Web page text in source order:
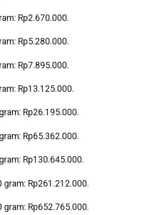
Rp2.670.000.
Rp5.280.000.
Rp7.895.000.
Rp13.125.000.
Rp26.195.000.
Rp65.362.000.
Rp130.645.000.
gram: Rp261.212.000.
gram: Rp652.765.000.